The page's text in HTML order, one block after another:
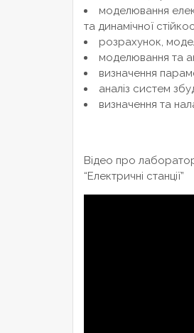
моделювання
та динамічної
розрахунок,
моделювання та
визначення
аналіз систем
визначення та
Відео про
“Електричні станції”